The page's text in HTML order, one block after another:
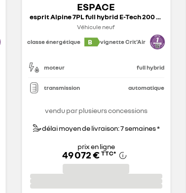
ESPACE
esprit Alpine 7PL full hybrid E-Tech 200 ch - 26
Véhicule neuf
classe énergétique
B vignette Crit'Air
moteur full hybrid
transmission automatique
vendu par plusieurs concessions
délai moyen de livraison: 7 semaines *
prix en ligne
49 072 € TTC*